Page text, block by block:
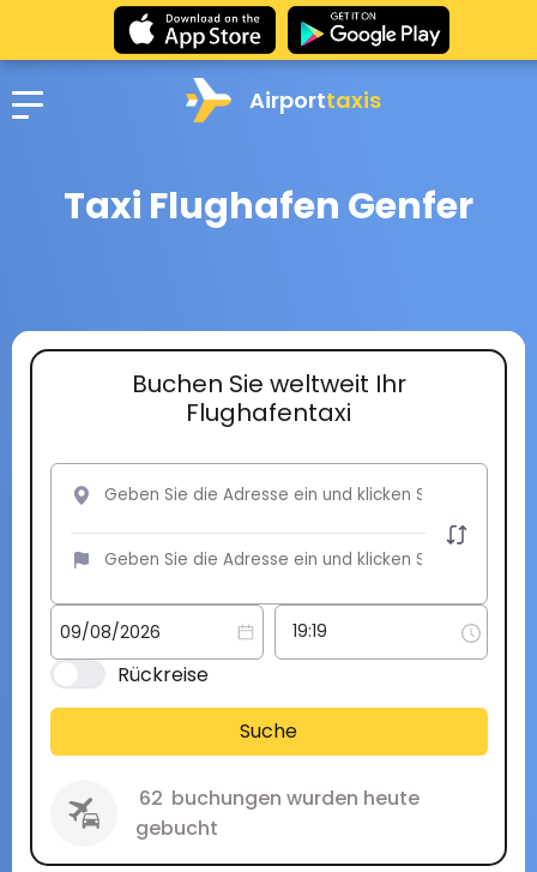
Airporttaxis
Taxi Flughafen Genfer
Buchen Sie weltweit Ihr
Flughafentaxi
Rückreise
Suche
62 buchungen wurden heute
gebucht